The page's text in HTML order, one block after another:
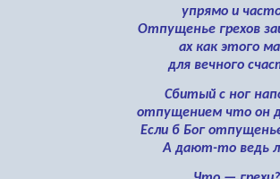
упрямо и
Отпущенье грехов
ах как этого
для вечного
Сбитый с ног
отпущением что он
Если б Бог
А дают-то ведь